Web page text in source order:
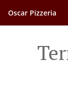
Oscar Pizzeria